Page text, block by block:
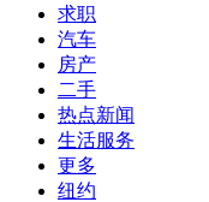
求职
汽车
房产
二手
热点新闻
生活服务
更多
纽约